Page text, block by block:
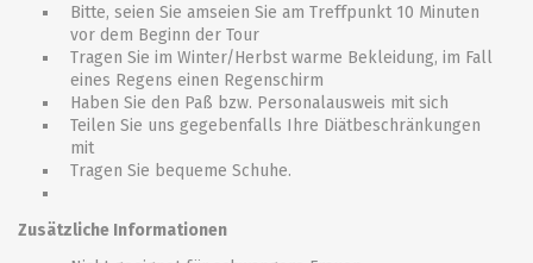
Bitte, seien Sie amseien Sie am Treffpunkt 10 Minuten
vor dem Beginn der Tour
Tragen Sie im Winter/Herbst warme Bekleidung, im Fall
eines Regens einen Regenschirm
Haben Sie den Paß bzw. Personalausweis mit sich
Teilen Sie uns gegebenfalls Ihre Diätbeschränkungen
mit
Tragen Sie bequeme Schuhe.
Zusätzliche Informationen